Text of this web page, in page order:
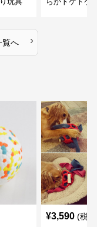
覧へ ›
¥3,590 (税